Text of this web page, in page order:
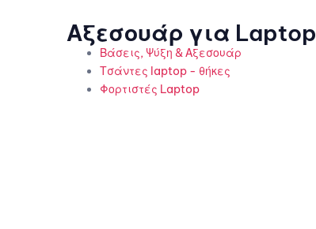
Αξεσουάρ για Laptop
Βάσεις, Ψύξη & Αξεσουάρ
Τσάντες laptop - θήκες
Φορτιστές Laptop